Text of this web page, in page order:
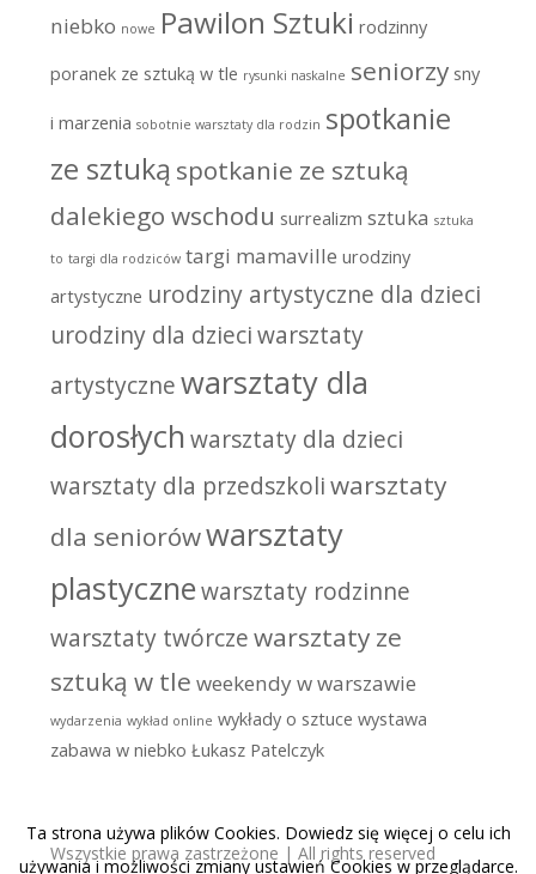
niebko nowe Pawilon Sztuki rodzinny
poranek ze sztuką w tle rysunki naskalne seniorzy sny
i marzenia sobotnie warsztaty dla rodzin spotkanie
ze sztuką spotkanie ze sztuką
dalekiego wschodu surrealizm sztuka sztuka
to targi dla rodziców targi mamaville urodziny
artystyczne urodziny artystyczne dla dzieci
urodziny dla dzieci warsztaty
artystyczne warsztaty dla
dorosłych warsztaty dla dzieci
warsztaty dla przedszkoli warsztaty
dla seniorówwarsztaty
plastyczne warsztaty rodzinne
warsztaty twórcze warsztaty ze
sztuką w tle weekendy w warszawie
wydarzenia wykład online wykłady o sztuce wystawa
zabawa w niebko Łukasz Patelczyk
Wszystkie prawa zastrzeżone | All rights reserved
Ta strona używa plików Cookies. Dowiedz się więcej o celu ich
używania i możliwości zmiany ustawień Cookies w przeglądarce.